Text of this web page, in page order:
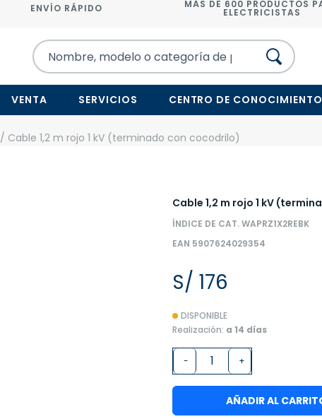
ENVÍO RÁPIDO MÁS DE 600 PRODUCTOS
ELECTRICISTAS
VENTA SERVICIOS CENTRO DE
/ Cable 1,2 m rojo 1 kV (terminado con cocodrilo)
Cable 1,2 m rojo 1 kV
ÍNDICE DE CAT. WAPRZ1X2REBK
EAN 5907624029354
S/ 176
DISPONIBLE
Realización: a 14 días
- +
AÑADIR AL